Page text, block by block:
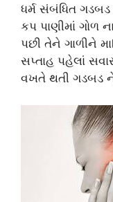
ધર્મ સંબંધિત
કપ પાણીમાં ગોળ
પછી તેને ગાળીને
સપ્તાહ પહેલાં
વખતે થતી ગડબડ